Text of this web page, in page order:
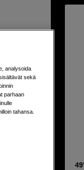
analysoida
sekä
parhaan
tahansa.